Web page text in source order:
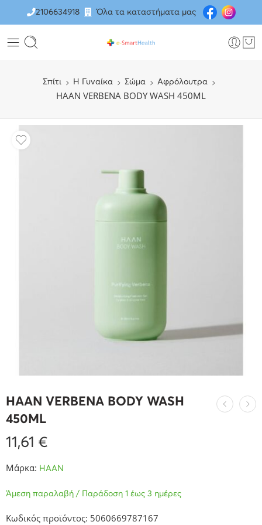
2106634918 Όλα τα καταστήματα μας
Σπίτι H Γυναίκα Σώμα Αφρόλουτρα
HAAN VERBENA BODY WASH 450ML
HAAN VERBENA BODY WASH
450ML
11,61 €
Μάρκα: HAAN
Άμεση παραλαβή / Παράδοση 1 έως 3 ημέρες
Κωδικός προϊόντος: 5060669787167